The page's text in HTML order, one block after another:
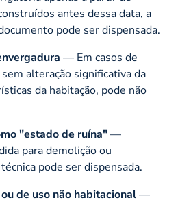
antes dessa data, a
pode ser dispensada.
— Em casos de
alteração significativa da
da habitação, pode não
"estado de ruína"—
parademoliçãoou
pode ser dispensada.
de uso não habitacional—